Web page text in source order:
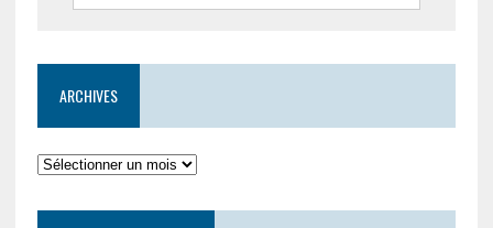
ARCHIVES